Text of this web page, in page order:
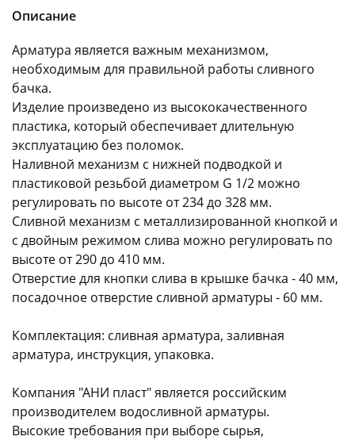
Описание
Арматура является важным механизмом,
необходимым для правильной работы сливного
бачка.
Изделие произведено из высококачественного
пластика, который обеспечивает длительную
эксплуатацию без поломок.
Наливной механизм с нижней подводкой и
пластиковой резьбой диаметром G 1/2 можно
регулировать по высоте от 234 до 328 мм.
Сливной механизм с металлизированной кнопкой и
с двойным режимом слива можно регулировать по
высоте от 290 до 410 мм.
Отверстие для кнопки слива в крышке бачка - 40 мм,
посадочное отверстие сливной арматуры - 60 мм.
Комплектация: сливная арматура, заливная
арматура, инструкция, упаковка.
Компания "АНИ пласт" является российским
производителем водосливной арматуры.
Высокие требования при выборе сырья,
раз в 2 недели